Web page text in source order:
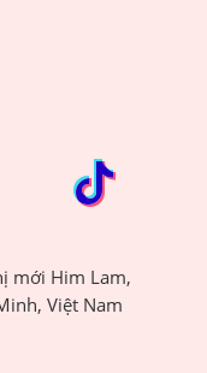
mới Him Lam,
Việt Nam